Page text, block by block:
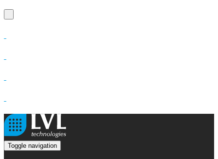
Toggle navigation